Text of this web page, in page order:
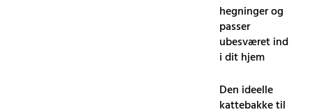
hegninger og
passer
ubesværet ind
i dit hjem
Den ideelle
kattebakke til